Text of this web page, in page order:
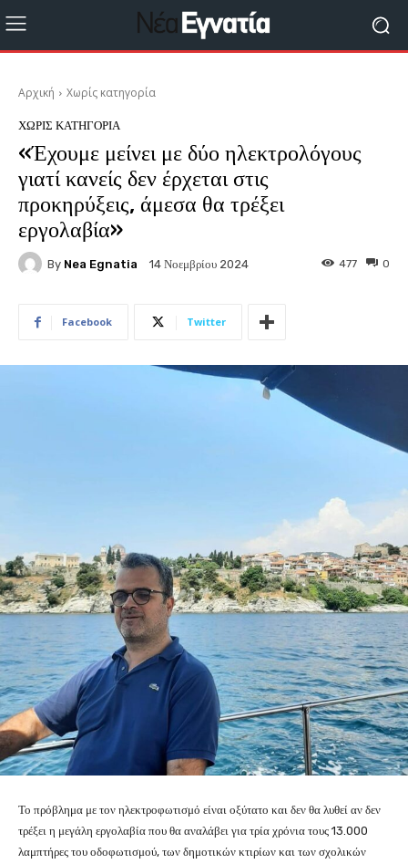
Αρχική Χωρίς κατηγορία
ΧΩΡΊΣ ΚΑΤΗΓΟΡΊΑ
«Έχουμε μείνει με δύο ηλεκτρολόγους
γιατί κανείς δεν έρχεται στις
προκηρύξεις, άμεσα θα τρέξει
εργολαβία»
By Nea Egnatia 14 Νοεμβρίου 2024 0
477
Facebook Twitter
Το πρόβλημα με τον ηλεκτροφωτισμό είναι οξύτατο και δεν θα λυθεί αν δεν
τρέξει η μεγάλη εργολαβία που θα αναλάβει για τρία χρόνια τους 13.000
λαμπτήρες του οδοφωτισμού, των δημοτικών κτιρίων και των σχολικών